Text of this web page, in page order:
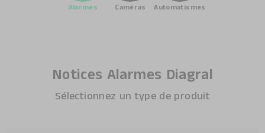
Alarmes Caméras Automatismes
Notices Alarmes Diagral
Sélectionnez un type de produit